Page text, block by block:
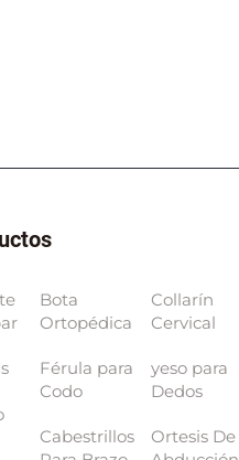
Bota
Ortopédica
Férula para
Codo
Cabestrillos
Collarín
Cervical
yeso para
Dedos
Ortesis De